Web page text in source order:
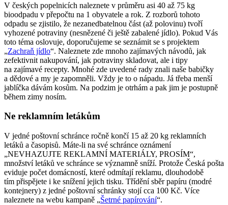
V českých popelnicích naleznete v průměru asi 40 až 75 kg
bioodpadu v přepočtu na 1 obyvatele a rok. Z rozborů tohoto
odpadu se zjistilo, že nezanedbatelnou část (až polovinu) tvoří
vyhozené potraviny (nesnězené či ještě zabalené jídlo). Pokud Vás
toto téma oslovuje, doporučujeme se seznámit se s projektem
„Zachraň jídlo“. Naleznete zde mnoho zajímavých návodů, jak
zefektivnit nakupování, jak potraviny skladovat, ale i tipy
na zajímavé recepty. Mnohé zde uvedené rady znali naše babičky
a dědové a my je zapomněli. Vždy je to o nápadu. Já třeba menší
jablíčka dávám kosům. Na podzim je otrhám a pak jim je postupně
během zimy nosím.
Ne reklamním letákům
V jedné poštovní schránce ročně končí 15 až 20 kg reklamních
letáků a časopisů. Máte-li na své schránce oznámení
„NEVHAZUJTE REKLAMNÍ MATERIÁLY, PROSÍM“,
množství letáků ve schránce se významně sníží. Protože Česká pošta
eviduje počet domácností, které odmítají reklamu, dlouhodobě
tím přispějete i ke snížení jejich tisku. Třídění sběr papíru (modré
kontejnery) z jedné poštovní schránky stojí cca 100 Kč. Více
naleznete na webu kampaně „Šetrné papírování“.